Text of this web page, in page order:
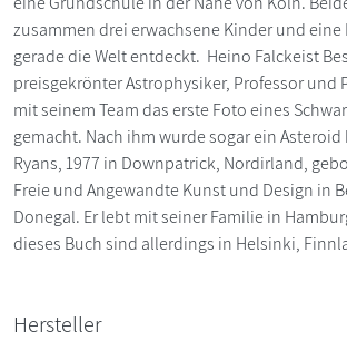
zusammen drei erwachsene Kinder und
gerade die Welt entdeckt. Heino Falckeist
preisgekrönter Astrophysiker, Professor und
mit seinem Team das erste Foto eines
gemacht. Nach ihm wurde sogar ein
Ryans, 1977 in Downpatrick, Nordirland,
Freie und Angewandte Kunst und Design in
Donegal. Er lebt mit seiner Familie in
dieses Buch sind allerdings in Helsinki,
Hersteller